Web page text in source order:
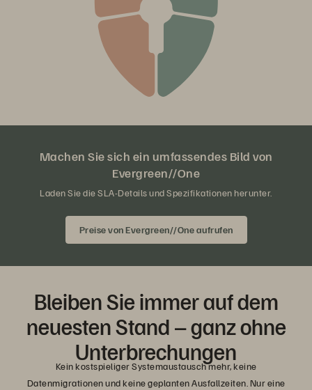
Machen Sie sich ein umfassendes Bild von
Evergreen//One
Laden Sie die SLA-Details und Spezifikationen herunter.
Preise von Evergreen//One aufrufen
Bleiben Sie immer auf dem
neuesten Stand – ganz ohne
Unterbrechungen
Kein kostspieliger Systemaustausch mehr, keine
Datenmigrationen und keine geplanten Ausfallzeiten. Nur eine